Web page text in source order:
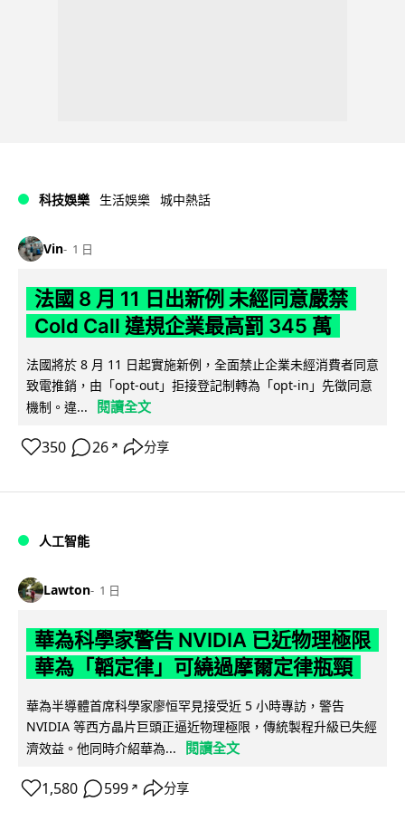
科技娛樂 生活娛樂 城中熱話
Vin 1 日
法國 8 月 11 日出新例 未經同意嚴禁
Cold Call 違規企業最高罰 345 萬
法國將於 8 月 11 日起實施新例，全面禁止企業未經消費者同意
致電推銷，由「opt-out」拒接登記制轉為「opt-in」先徵同意
機制。違...
閱讀全文
350 26 ↗ 分享
人工智能
Lawton 1 日
華為科學家警告 NVIDIA 已近物理極限
華為「韜定律」可繞過摩爾定律瓶頸
華為半導體首席科學家廖恒罕見接受近 5 小時專訪，警告
NVIDIA 等西方晶片巨頭正逼近物理極限，傳統製程升級已失經
濟效益。他同時介紹華為...
閱讀全文
1,580 599 ↗ 分享